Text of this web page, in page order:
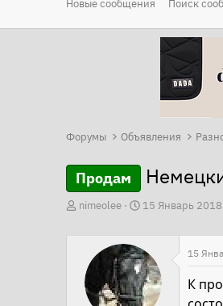
Новые сообщения Поиск
Форумы Объявления
Продам
А
nimeolee
Д
а
н
а
15 Январь 2018
15
К